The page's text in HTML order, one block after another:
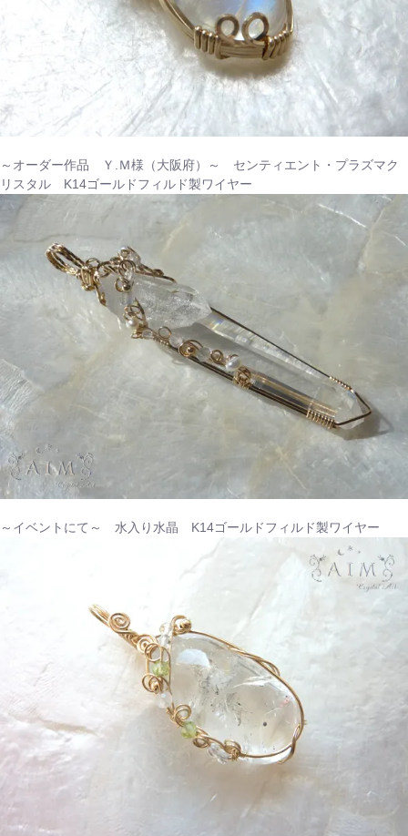
～オーダー作品 Ｙ.Ｍ様（大阪府）～ センティエント・プラズマク
リスタル K14ゴールドフィルド製ワイヤー
～イベントにて～ 水入り水晶 K14ゴールドフィルド製ワイヤー